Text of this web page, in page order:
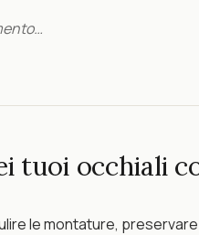
tuoi occhiali
le montature,